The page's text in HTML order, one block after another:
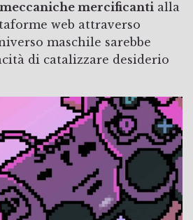
meccaniche mercificanti alla
web attraverso
maschile sarebbe
di catalizzare desiderio